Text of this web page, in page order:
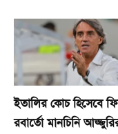
ইতালির কোচ হিসেবে
রবার্তো মানচিনি